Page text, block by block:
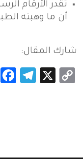
أن ما وهبته
شارك المقال:
Copy
X